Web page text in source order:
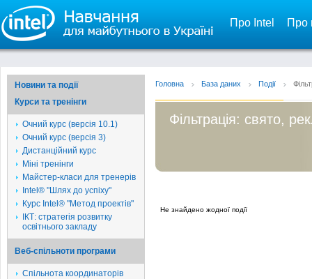
Про Intel Про
Новини та події
Курси та тренінги
Очний курс (версія 10.1)
Очний курс (версія 3)
Дистанційний курс
Міні тренінги
Майстер-класи для тренерів
Intel® "Шлях до успіху"
Курс Intel® "Метод проектів"
ІКТ: стратегія розвитку
освітнього закладу
Веб-спільноти програми
Спільнота координаторів
Головна База даних Події
Фільтрація: свято,
Не знайдено жодної події